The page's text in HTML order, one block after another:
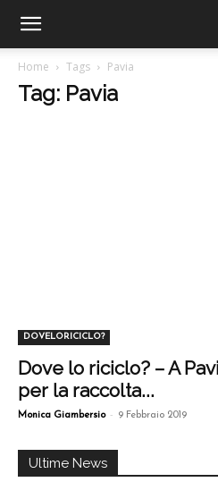
Home Tags Pavia
Tag: Pavia
DOVELORICICLO?
Dove lo riciclo? – A
per la raccolta...
Monica Giambersio - 9 Febbraio 2019
Ultime News